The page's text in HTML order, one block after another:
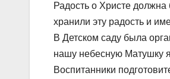
Радость о Христе
хранили эту радость и
В Детском саду была
нашу небесную Матушку
Воспитанники